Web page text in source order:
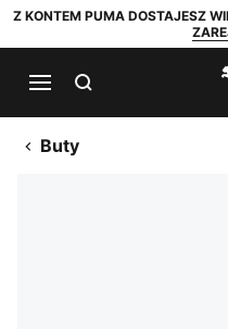
Z KONTEM PUMA DOSTAJESZ
Buty